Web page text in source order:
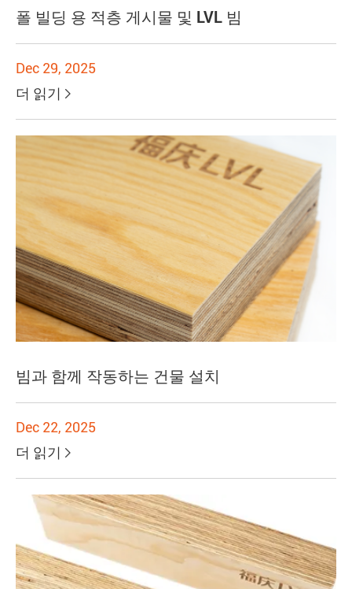
폴 빌딩 용 적층 게시물 및 LVL 빔
Dec 29, 2025
더 읽기 
빔과 함께 작동하는 건물 설치
Dec 22, 2025
더 읽기 